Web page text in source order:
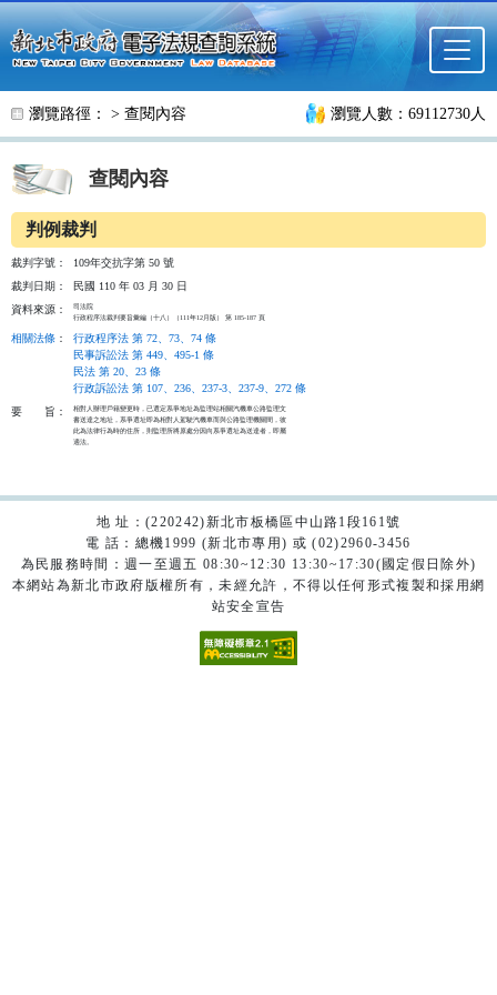
跳至主要內容
瀏覽路徑： > 查閱內容 瀏覽人數：69112730人
查閱內容
判例裁判
裁判字號：
109年交抗字第 50 號
裁判日期：
民國 110 年 03 月 30 日
資料來源：
司法院
行政程序法裁判要旨彙編（十八）（111年12月版） 第 185-187 頁
相關法條 ：
行政程序法 第 72、73、74 條
民事訴訟法 第 449、495-1 條
民法 第 20、23 條
行政訴訟法 第 107、236、237-3、237-9、272 條
要
旨：
相對人辦理戶籍變更時，已選定系爭地址為監理站相關汽機車公路監理文
書送達之地址，系爭選址即為相對人駕駛汽機車而與公路監理機關間，彼
此為法律行為時的住所，則監理所將原處分因向系爭選址為送達者，即屬
適法。
地 址：(220242)新北市板橋區中山路1段161號
電 話：總機1999 (新北市專用) 或 (02)2960-3456
為民服務時間：週一至週五 08:30~12:30 13:30~17:30(國定假日除外)
本網站為新北市政府版權所有，未經允許，不得以任何形式複製和採用網
站安全宣告